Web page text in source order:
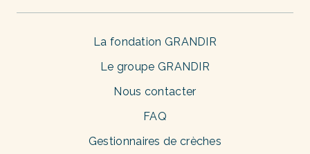
La fondation GRANDIR
Le groupe GRANDIR
Nous contacter
FAQ
Gestionnaires de crèches